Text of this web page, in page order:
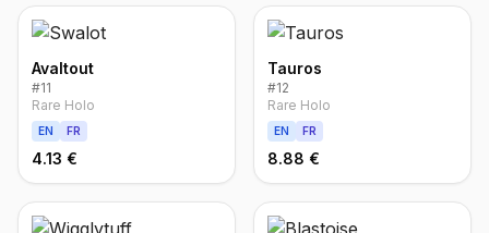
Avaltout
#11
Rare Holo
EN FR
4.13 €
Tauros
#12
Rare Holo
EN FR
8.88 €